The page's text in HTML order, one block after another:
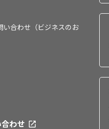
い合わせ（ビジネスのお
わせ